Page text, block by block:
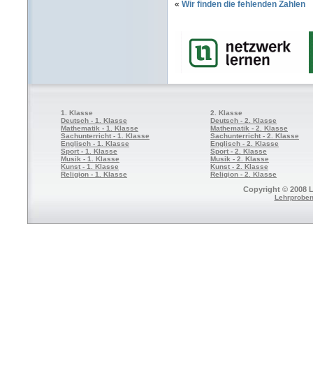
« Wir finden die fehlenden Zahlen
1. Klasse
Deutsch - 1. Klasse
Mathematik - 1. Klasse
Sachunterricht - 1. Klasse
Englisch - 1. Klasse
Sport - 1. Klasse
Musik - 1. Klasse
Kunst - 1. Klasse
Religion - 1. Klasse
2. Klasse
Deutsch - 2. Klasse
Mathematik - 2. Klasse
Sachunterricht - 2. Klasse
Englisch - 2. Klasse
Sport - 2. Klasse
Musik - 2. Klasse
Kunst - 2. Klasse
Religion - 2. Klasse
Copyright © 2008